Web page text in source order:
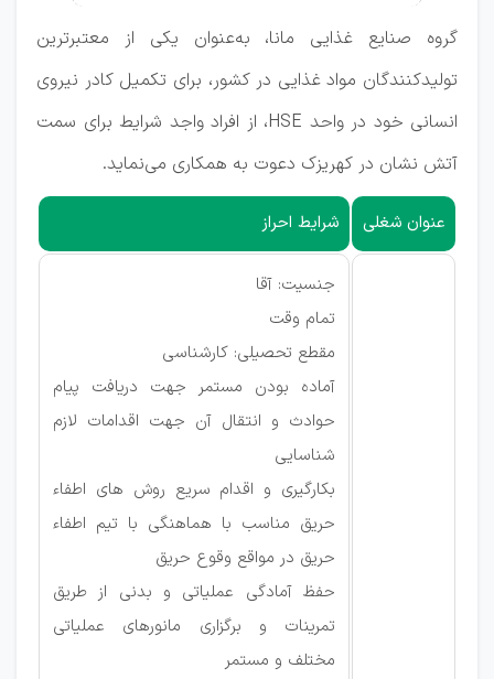
گروه صنایع غذایی مانا، به‌عنوان یکی از معتبرترین
تولیدکنندگان مواد غذایی در کشور، برای تکمیل کادر نیروی
انسانی خود در واحد HSE، از افراد واجد شرایط برای سمت
آتش نشان در کهریزک دعوت به همکاری می‌نماید.
عنوان شغلی شرایط احراز
جنسیت: آقا
تمام وقت
مقطع تحصیلی: کارشناسی
آماده بودن مستمر جهت دریافت پیام
حوادث و انتقال آن جهت اقدامات لازم
شناسایی
بکارگیری و اقدام سریع روش های اطفاء
حریق مناسب با هماهنگی با تیم اطفاء
حریق در مواقع وقوع حریق
حفظ آمادگی عملیاتی و بدنی از طریق
تمرینات و برگزاری مانورهای عملیاتی
مختلف و مستمر